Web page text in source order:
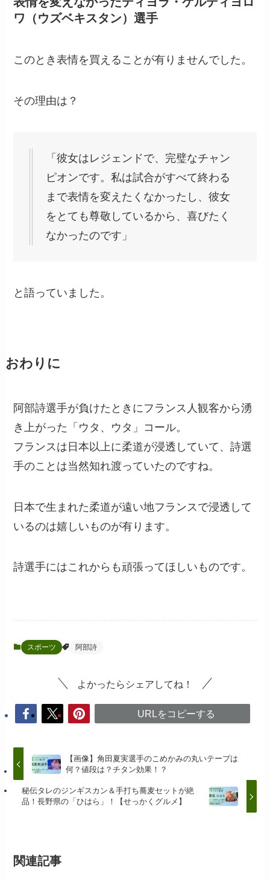
ワ（ウズベキスタン）選手
このとき表情を買えることが有りませんでした。
その理由は？
「彼女はレジェンドで、完璧なチャン
ピオンです。私は試合がすべて終わる
まで表情を変えたくなかったし、彼女
をとても尊敬しているから、喜びたく
なかったのです」
と語っていました。
おわりに
阿部詩選手が負けたときにフランス人観客から湧
き上がった「ウタ、ウタ」コール。
フランスは日本以上に柔道が浸透していて、詩選
手のことは当然知れ渡っていたのですね。
日本で生まれた柔道が遠い地フランスで浸透して
いるのは嬉しいものが有ります。
詩選手にはこれからも頑張ってほしいものです。
スポーツ 阿部詩
よかったらシェアしてね！
URLをコピーする
【画像】角田夏実選手のこめかみの丸いテープは
何？値段は？チタン効果！？
秘伝タレのジンギスカン＆手打ち蕎麦セットが絶
品！長野県の「ひはら」！【せっかくグルメ】
関連記事